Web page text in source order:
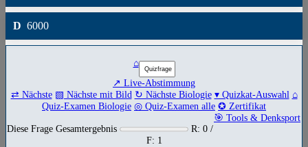
D 6000
⌂
↗ Live-Abstimmung
⇄ Nächste ▧ Nächste mit Bild ↻ Nächste Biologie ▾ Quizkat-Auswahl ⌂
Quiz-Examen Biologie ◎ Quiz-Examen alle ✪ Zertifikat
🎯 Tools & Denksport
Diese Frage Gesamtergebnis
R: 0 /
F: 1